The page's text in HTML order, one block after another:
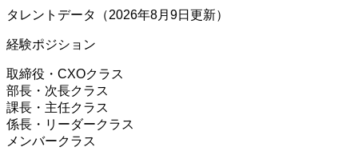
タレントデータ（2026年8月9日更新）
経験ポジション
取締役・CXOクラス
部長・次長クラス
課長・主任クラス
係長・リーダークラス
メンバークラス